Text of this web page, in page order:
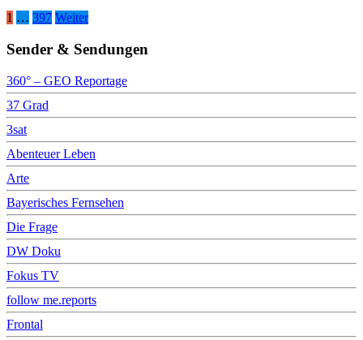
Seitennummerierung
der
Beiträge
1 … 397 Weiter
Sender & Sendungen
360° – GEO Reportage
37 Grad
3sat
Abenteuer Leben
Arte
Bayerisches Fernsehen
Die Frage
DW Doku
Fokus TV
follow me.reports
Frontal